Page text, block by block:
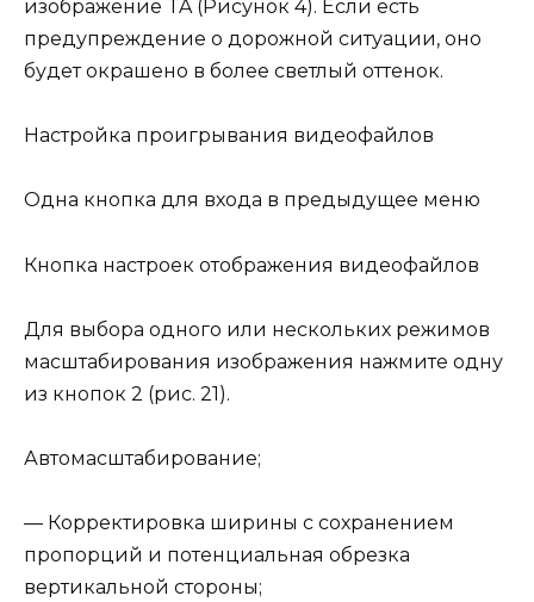
изображение TA (Рисунок 4). Если есть
предупреждение о дорожной ситуации, оно
будет окрашено в более светлый оттенок.
Настройка проигрывания видеофайлов
Одна кнопка для входа в предыдущее меню
Кнопка настроек отображения видеофайлов
Для выбора одного или нескольких режимов
масштабирования изображения нажмите одну
из кнопок 2 (рис. 21).
Автомасштабирование;
— Корректировка ширины с сохранением
пропорций и потенциальная обрезка
вертикальной стороны;